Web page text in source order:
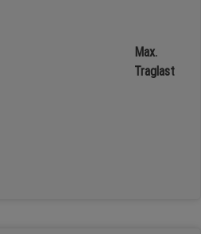
Max.
Traglast